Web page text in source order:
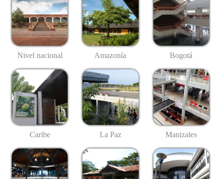
Nivel nacional Amazonía Bogotá
Caribe La Paz Manizales